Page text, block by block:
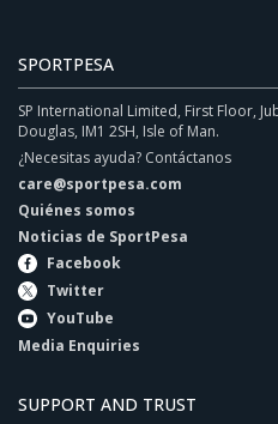
SPORTPESA
SP International Limited, First Floor,
Douglas, IM1 2SH, Isle of Man.
¿Necesitas ayuda? Contáctanos
care@sportpesa.com
Quiénes somos
Noticias de SportPesa
Facebook
Twitter
YouTube
Media Enquiries
SUPPORT AND TRUST